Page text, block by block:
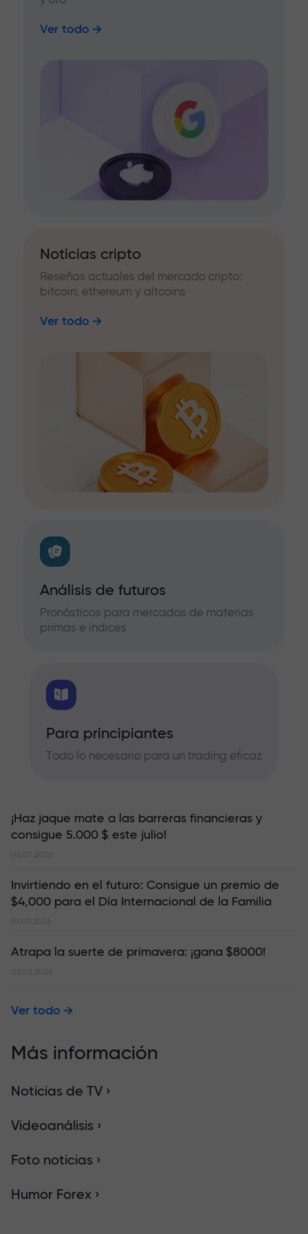
Ver todo
Noticias cripto
Reseñas actuales del mercado cripto:
bitcoin, ethereum y altcoins
Ver todo
Análisis de futuros
Pronósticos para mercados de materias
primas e índices
Para principiantes
Todo lo necesario para un trading eficaz
¡Haz jaque mate a las barreras financieras y
consigue 5.000 $ este julio!
02.07.2026
Invirtiendo en el futuro: Consigue un premio de
$4,000 para el Día Internacional de la Familia
01.05.2026
Atrapa la suerte de primavera: ¡gana $8000!
02.03.2026
Ver todo
Más información
Noticias de TV ›
Videoanálisis ›
Foto noticias ›
Humor Forex ›